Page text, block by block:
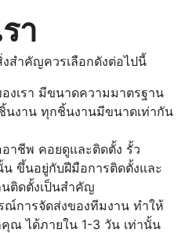
า
สำคัญควรเลือกดังต่อไปนี้
งเรา มีขนาดความมาตรฐาน
นงาน ทุกชิ้นงานมีขนาดเท่ากัน
าชีพ คอยดูและติดตั้ง รั้ว
น ขึ้นอยู่กับฝีมือการติดตั้งและ
ติดตั้งเป็นสำคัญ
ณ์การจัดส่งของทีมงาน ทำให้
คุณ ได้ภายใน 1-3 วัน เท่านั้น